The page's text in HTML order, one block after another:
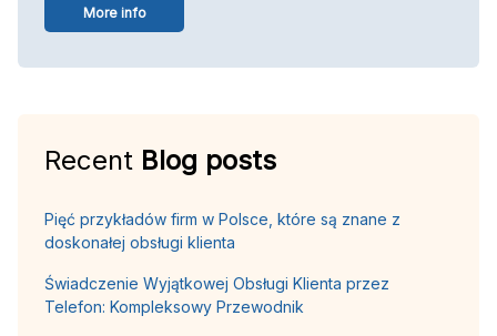
More info
Recent Blog posts
Pięć przykładów firm w Polsce, które są znane z
doskonałej obsługi klienta
Świadczenie Wyjątkowej Obsługi Klienta przez
Telefon: Kompleksowy Przewodnik